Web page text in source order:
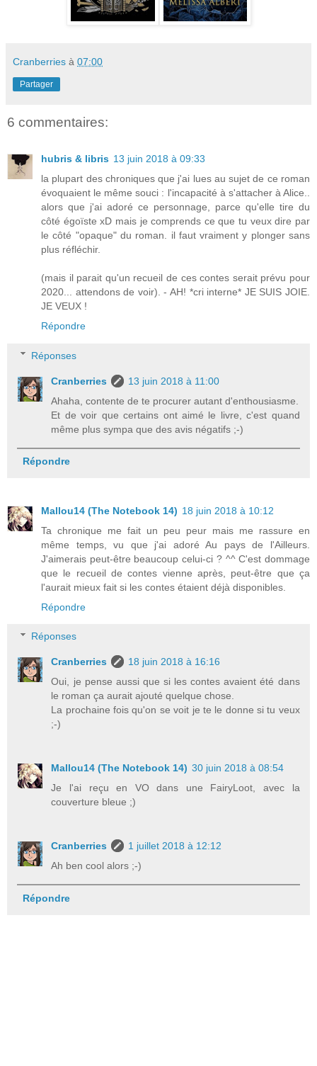
Cranberries à 07:00
Partager
6 commentaires:
hubris & libris 13 juin 2018 à 09:33
la plupart des chroniques que j'ai lues au sujet de ce roman
évoquaient le même souci : l'incapacité à s'attacher à Alice..
alors que j'ai adoré ce personnage, parce qu'elle tire du
côté égoïste xD mais je comprends ce que tu veux dire par
le côté "opaque" du roman. il faut vraiment y plonger sans
plus réfléchir.
(mais il parait qu'un recueil de ces contes serait prévu pour
2020... attendons de voir). - AH! *cri interne* JE SUIS JOIE.
JE VEUX !
Répondre
Réponses
Cranberries
13 juin 2018 à 11:00
Ahaha, contente de te procurer autant d'enthousiasme.
Et de voir que certains ont aimé le livre, c'est quand
même plus sympa que des avis négatifs ;-)
Répondre
Mallou14 (The Notebook 14) 18 juin 2018 à 10:12
Ta chronique me fait un peu peur mais me rassure en
même temps, vu que j'ai adoré Au pays de l'Ailleurs.
J'aimerais peut-être beaucoup celui-ci ? ^^ C'est dommage
que le recueil de contes vienne après, peut-être que ça
l'aurait mieux fait si les contes étaient déjà disponibles.
Répondre
Réponses
Cranberries
18 juin 2018 à 16:16
Oui, je pense aussi que si les contes avaient été dans
le roman ça aurait ajouté quelque chose.
La prochaine fois qu'on se voit je te le donne si tu veux
;-)
Mallou14 (The Notebook 14) 30 juin 2018 à 08:54
Je l'ai reçu en VO dans une FairyLoot, avec la
couverture bleue ;)
Cranberries
1 juillet 2018 à 12:12
Ah ben cool alors ;-)
Répondre